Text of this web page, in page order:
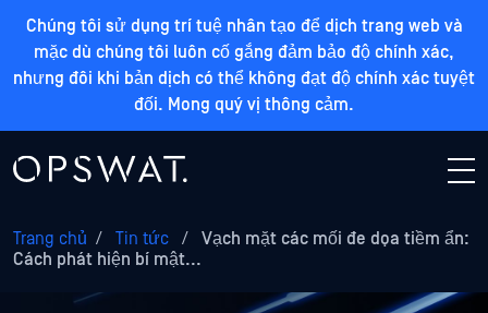
Chúng tôi sử dụng trí tuệ nhân tạo để dịch trang web và
mặc dù chúng tôi luôn cố gắng đảm bảo độ chính xác,
nhưng đôi khi bản dịch có thể không đạt độ chính xác tuyệt
đối. Mong quý vị thông cảm.
Trang chủ / Tin tức /
Vạch mặt các mối đe dọa tiềm ẩn:
Cách phát hiện bí mật...